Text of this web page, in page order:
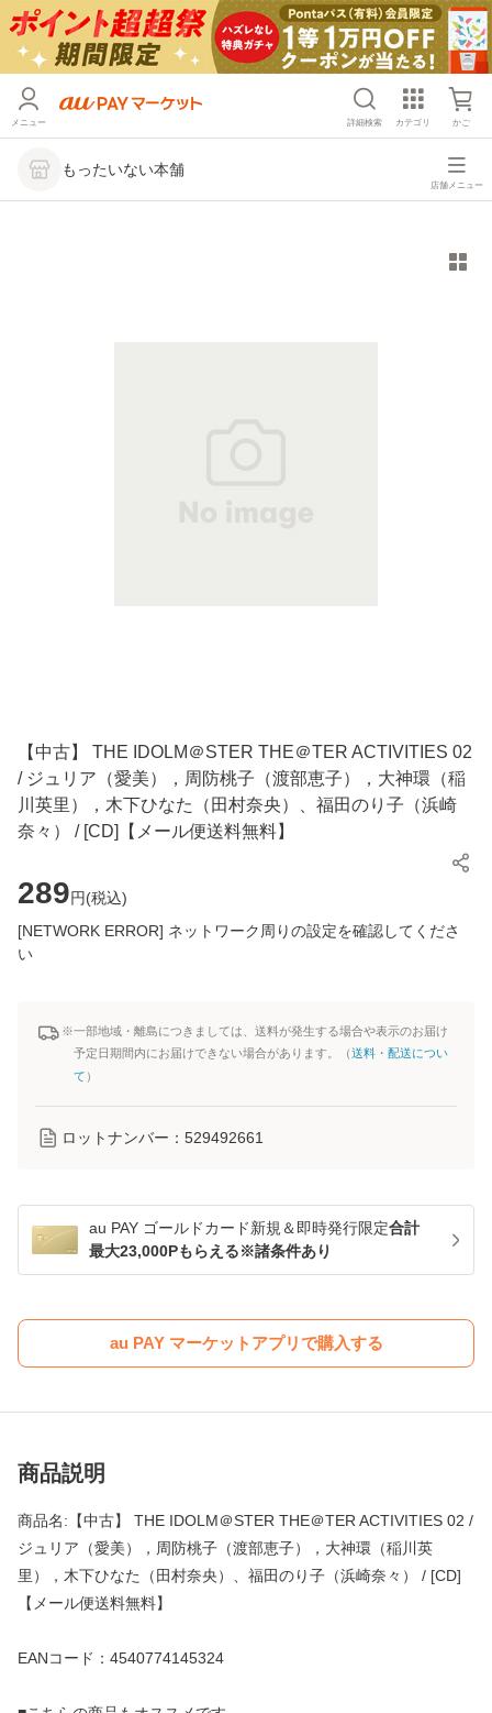
メニュー 詳細検索 カテゴリ かご
もったいない本舗
店舗メニュー
【中古】 THE IDOLM＠STER THE＠TER ACTIVITIES 02
/ ジュリア（愛美），周防桃子（渡部恵子），大神環（稲
川英里），木下ひなた（田村奈央）、福田のり子（浜崎
奈々） / [CD]【メール便送料無料】
289円(税込)
[NETWORK ERROR] ネットワーク周りの設定を確認してくださ
い
※一部地域・離島につきましては、送料が発生する場合や表示のお届け
予定日期間内にお届けできない場合があります。（送料・配送につい
て ）
ロットナンバー： 529492661
au PAY ゴールドカード新規＆即時発行限定合計
最大23,000Pもらえる※諸条件あり
au PAY マーケットアプリで購入する
商品説明
商品名:【中古】 THE IDOLM＠STER THE＠TER ACTIVITIES 02 /
ジュリア（愛美），周防桃子（渡部恵子），大神環（稲川英
里），木下ひなた（田村奈央）、福田のり子（浜崎奈々） / [CD]
【メール便送料無料】
EANコード：4540774145324